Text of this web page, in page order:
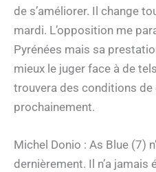
de s’améliorer. Il change
mardi. L’opposition me
Pyrénées mais sa
mieux le juger face à de
trouvera des conditions
prochainement.
Michel Donio : As Blue (7)
dernièrement. Il n’a jamais